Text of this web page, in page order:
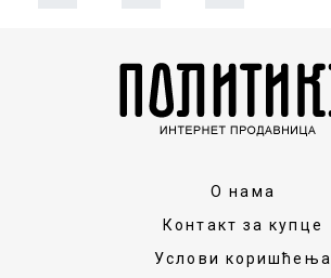
О нама
Контакт за купце
Услови коришћења